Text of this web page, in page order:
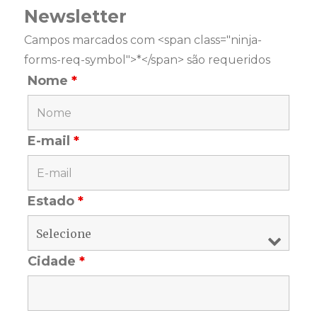
Newsletter
Campos marcados com <span class="ninja-
forms-req-symbol">*</span> são requeridos
Nome*
E-mail*
Estado*
Cidade*